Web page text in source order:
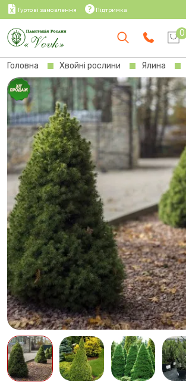
Гуртові замовлення Підтримка
0
Головна Хвойні рослини Ялина